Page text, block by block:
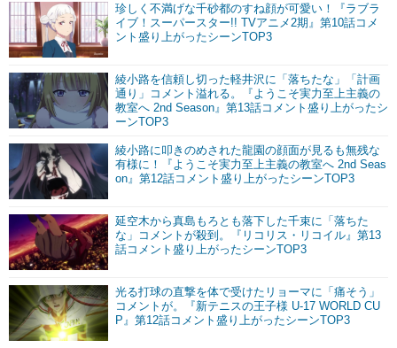
珍しく不満げな千砂都のすね顔が可愛い！『ラブラ
イブ！スーパースター!! TVアニメ2期』第10話コメ
ント盛り上がったシーンTOP3
綾小路を信頼し切った軽井沢に「落ちたな」「計画
通り」コメント溢れる。『ようこそ実力至上主義の
教室へ 2nd Season』第13話コメント盛り上がったシ
ーンTOP3
綾小路に叩きのめされた龍園の顔面が見るも無残な
有様に！『ようこそ実力至上主義の教室へ 2nd Seas
on』第12話コメント盛り上がったシーンTOP3
延空木から真島もろとも落下した千束に「落ちた
な」コメントが殺到。『リコリス・リコイル』第13
話コメント盛り上がったシーンTOP3
光る打球の直撃を体で受けたリョーマに「痛そう」
コメントが。『新テニスの王子様 U-17 WORLD CU
P』第12話コメント盛り上がったシーンTOP3